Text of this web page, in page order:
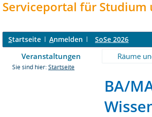
Serviceportal für Studium
Startseite Anmelden SoSe 2026
Veranstaltungen Räume
Sie sind hier: Startseite
BA/